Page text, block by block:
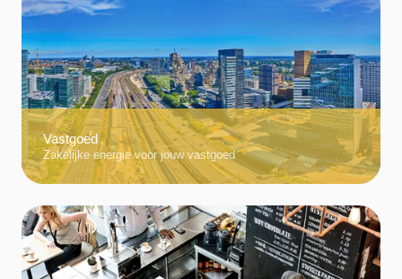
Vastgoed
Zakelijke energie voor jouw vastgoed